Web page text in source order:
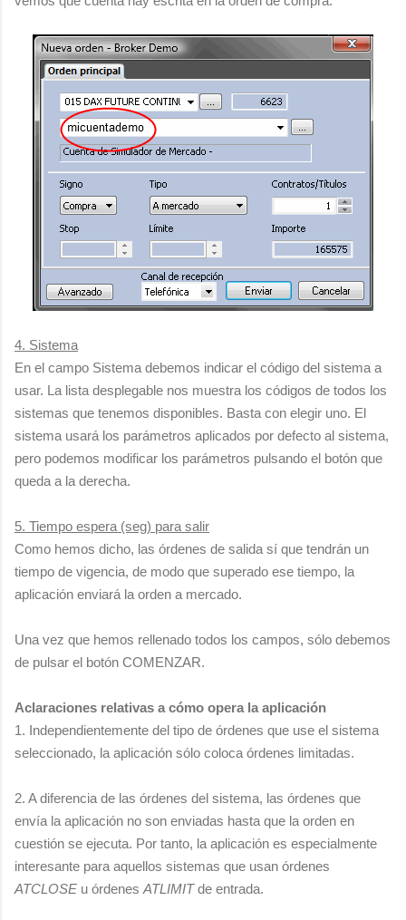
4. Sistema
En el campo Sistema debemos indicar el código del sistema a
usar. La lista desplegable nos muestra los códigos de todos los
sistemas que tenemos disponibles. Basta con elegir uno. El
sistema usará los parámetros aplicados por defecto al sistema,
pero podemos modificar los parámetros pulsando el botón que
queda a la derecha.
5. Tiempo espera (seg) para salir
Como hemos dicho, las órdenes de salida sí que tendrán un
tiempo de vigencia, de modo que superado ese tiempo, la
aplicación enviará la orden a mercado.
Una vez que hemos rellenado todos los campos, sólo debemos
de pulsar el botón COMENZAR.
Aclaraciones relativas a cómo opera la aplicación
1. Independientemente del tipo de órdenes que use el sistema
seleccionado, la aplicación sólo coloca órdenes limitadas.
2. A diferencia de las órdenes del sistema, las órdenes que
envía la aplicación no son enviadas hasta que la orden en
cuestión se ejecuta. Por tanto, la aplicación es especialmente
interesante para aquellos sistemas que usan órdenes
ATCLOSE u órdenes ATLIMITde entrada.